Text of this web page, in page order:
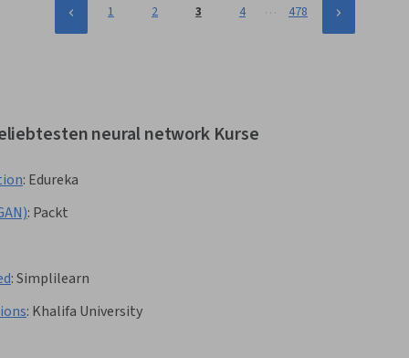
1 2 3 4 … 478
neural network Kurse
: Edureka
: Packt
:Simplilearn
: Khalifa University